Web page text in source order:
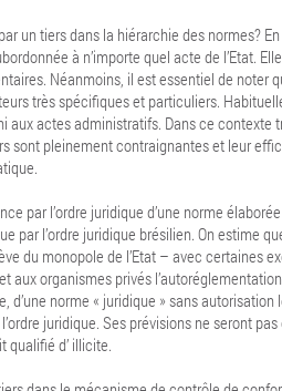
un tiers dans la hiérarchie des normes?
à n’importe quel acte de l’Etat.
Néanmoins, il est essentiel de noter
très spécifiques et particuliers.
aux actes administratifs. Dans ce contexte
sont pleinement contraignantes et leur
par l’ordre juridique d’une norme
par l’ordre juridique brésilien. On estime
du monopole de l’Etat – avec certaines
aux organismes privés
d’une norme « juridique » sans autorisation
juridique. Ses prévisions ne seront
qualifié d’ illicite.